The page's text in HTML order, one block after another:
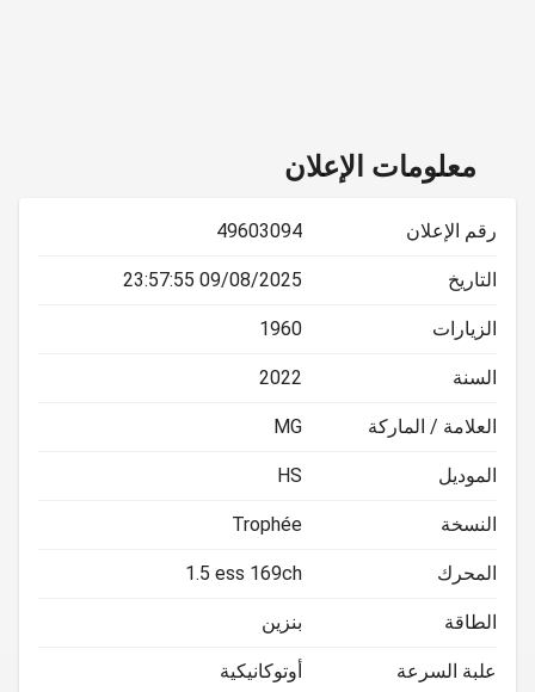
معلومات الإعلان
رقم الإعلان 49603094
التاريخ 09/08/2025 23:57:55
الزيارات 1960
السنة 2022
العلامة / الماركة MG
الموديل HS
النسخة Trophée
المحرك 1.5 ess 169ch
الطاقة بنزين
علبة السرعة أوتوكانيكية